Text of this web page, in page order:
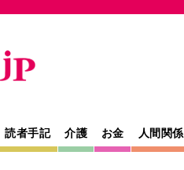
読者手記 介護 お金 人間関係